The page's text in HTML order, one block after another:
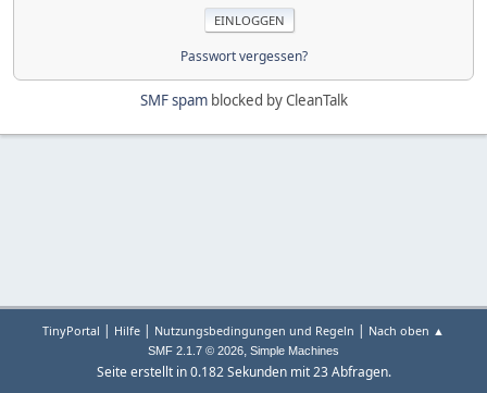
Passwort vergessen?
SMF spamblocked by CleanTalk
TinyPortal | Hilfe | Nutzungsbedingungen und Regeln | Nach oben ▲
SMF 2.1.7 © 2026, Simple Machines
Seite erstellt in 0.182 Sekunden mit 23 Abfragen.